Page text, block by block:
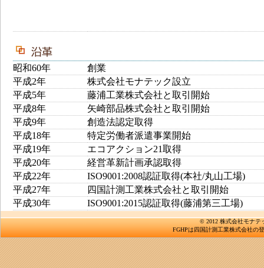
昭和60年
創業
平成2年
株式会社モナテック設立
平成5年
藤浦工業株式会社と取引開始
平成8年
矢崎部品株式会社と取引開始
平成9年
創造法認定取得
平成18年
特定労働者派遣事業開始
平成19年
エコアクション21取得
平成20年
経営革新計画承認取得
平成22年
ISO9001:2008認証取得(本社/丸山工場)
平成27年
四国計測工業株式会社と取引開始
平成30年
ISO9001:2015認証取得(藤浦第三工場)
© 2012 株式会社モナテ
FGHPは四国計測工業株式会社の